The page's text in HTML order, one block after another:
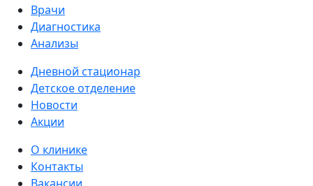
Врачи
Диагностика
Анализы
Дневной стационар
Детское отделение
Новости
Акции
О клинике
Контакты